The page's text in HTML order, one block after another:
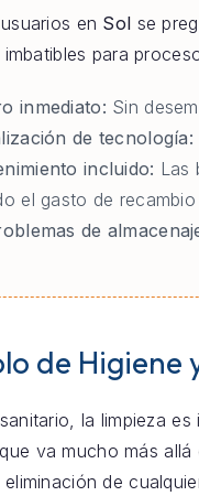
en Sol se
para
inmediato: Sin
de tecnología:
incluido: Las
el gasto de
de
de Higiene
la limpieza
que va mucho más
eliminación de